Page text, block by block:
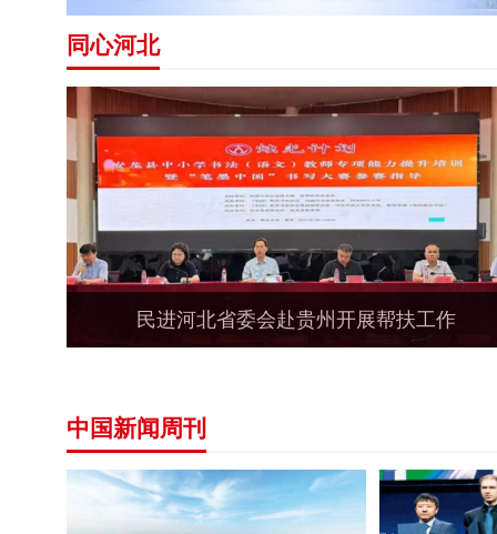
同心河北
民进河北省委会赴贵州开展帮扶工作
中国新闻周刊